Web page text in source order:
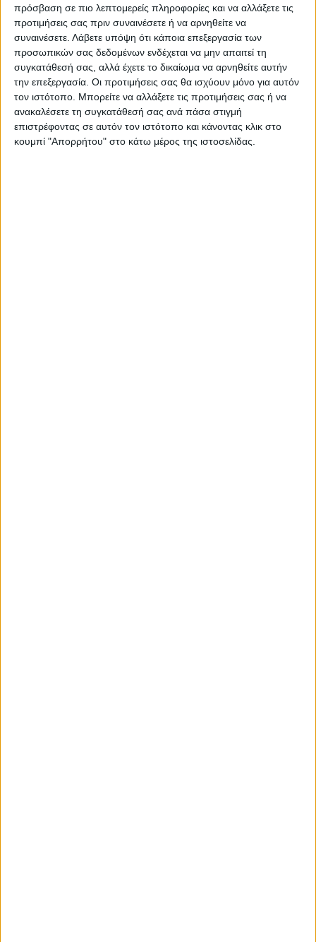
πρόσβαση σε πιο λεπτομερείς πληροφορίες και να αλλάξετε τις
προτιμήσεις σας πριν συναινέσετε ή να αρνηθείτε να
συναινέσετε. Λάβετε υπόψη ότι κάποια επεξεργασία των
προσωπικών σας δεδομένων ενδέχεται να μην απαιτεί τη
συγκατάθεσή σας, αλλά έχετε το δικαίωμα να αρνηθείτε αυτήν
την επεξεργασία. Οι προτιμήσεις σας θα ισχύουν μόνο για αυτόν
τον ιστότοπο. Μπορείτε να αλλάξετε τις προτιμήσεις σας ή να
ανακαλέσετε τη συγκατάθεσή σας ανά πάσα στιγμή
επιστρέφοντας σε αυτόν τον ιστότοπο και κάνοντας κλικ στο
κουμπί "Απορρήτου" στο κάτω μέρος της ιστοσελίδας.
Τελευταίες Ειδήσεις Σήμερα
Ακολούθησε την εφημερίδα ΝΕΟΣ
ΑΓΩΝ στο Google News!
Όλες οι εξελίξεις στην περιοχή της
Καρδίτσας και ευρύτερα της Θεσσαλίας